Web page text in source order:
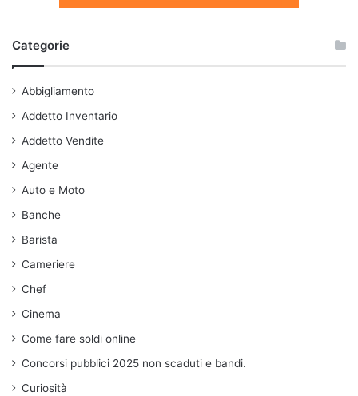
Categorie
Abbigliamento
Addetto Inventario
Addetto Vendite
Agente
Auto e Moto
Banche
Barista
Cameriere
Chef
Cinema
Come fare soldi online
Concorsi pubblici 2025 non scaduti e bandi.
Curiosità